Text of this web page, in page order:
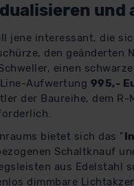
und
jene interessant, die
den geänderten
einen
Aufwertung 995,-
der Baureihe, dem
bietet sich das "
Schaltknauf
aus
dimmbare